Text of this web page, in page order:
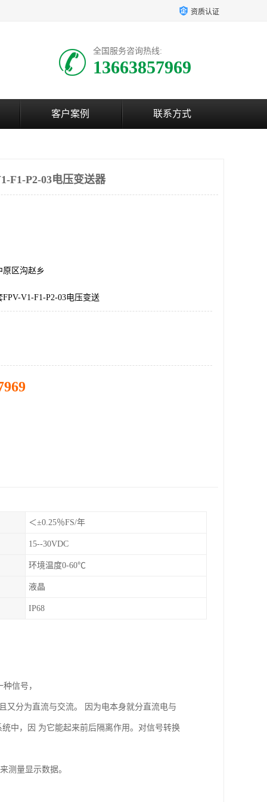
资质认证
全国服务咨询热线:
13663857969
客户案例 联系方式
F1-P2-03电压变送器
原区沟赵乡
V1-F1-P2-03电压变送
＜±0.25％FS/年
15--30VDC
环境温度0-60℃
液晶
IP68
信号，
又分为直流与交流。 因为电本身就分直流电与
中，因 为它能起来前后隔离作用。对信号转换
测量显示数据。